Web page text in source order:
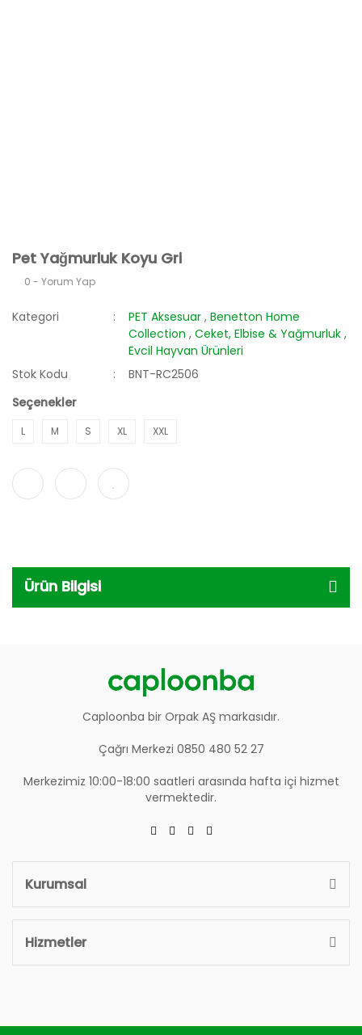
Pet Yağmurluk Koyu Gri
0 - Yorum Yap
Kategori PET Aksesuar ,Benetton Home
Collection ,Ceket, Elbise & Yağmurluk ,
Evcil Hayvan Ürünleri
Stok Kodu
BNT-RC2506
Seçenekler
L M S XL XXL
Ürün Bilgisi
Caploonba bir Orpak AŞ markasıdır.
Çağrı Merkezi 0850 480 52 27
Merkezimiz 10:00-18:00 saatleri arasında hafta içi hizmet
vermektedir.
Kurumsal
Hizmetler